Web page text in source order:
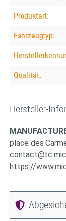
Produktart:
Fahrzeugtyp:
Qualität:
Hersteller-
place des
https://